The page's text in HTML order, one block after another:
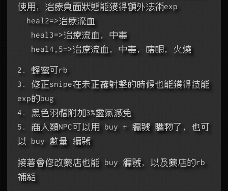
使用, 治療負面狀態能獲得額外法術exp
  heal2=>治療流血
   heal3=>治療流血, 中毒
   heal4,5=>治療流血, 中毒, 瞎眼, 火燒
2. 蜂蜜可rb
3. 修正snipe在未正確射擊的時候也能獲得技能
exp的bug
4. 黑色羽帽附加3%靈氣減免
5. 商人類NPC可以用 buy + 編號 購物了, 也可
以 buy 數量 編號
接著會修改藥店也能 buy 編號, 以及藥店的rb
補給